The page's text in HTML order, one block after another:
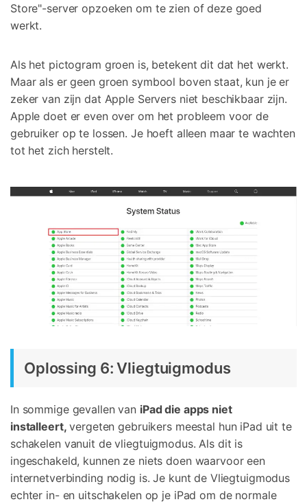
Store"-server opzoeken om te zien of deze goed
werkt.
Als het pictogram groen is, betekent dit dat het werkt.
Maar als er geen groen symbool boven staat, kun je er
zeker van zijn dat Apple Servers niet beschikbaar zijn.
Apple doet er even over om het probleem voor de
gebruiker op te lossen. Je hoeft alleen maar te wachten
tot het zich herstelt.
Oplossing 6: Vliegtuigmodus
In sommige gevallen van iPad die apps niet
installeert, vergeten gebruikers meestal hun iPad uit te
schakelen vanuit de vliegtuigmodus. Als dit is
ingeschakeld, kunnen ze niets doen waarvoor een
internetverbinding nodig is. Je kunt de Vliegtuigmodus
echter in- en uitschakelen op je iPad om de normale